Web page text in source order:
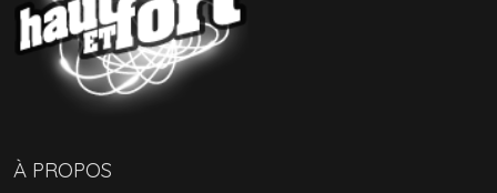
À PROPOS